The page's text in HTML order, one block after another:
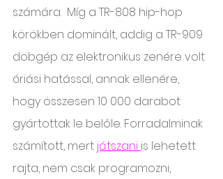
számára.  Míg a TR-808 hip-hop
körökben dominált, addig a TR-909
dobgép az elektronikus zenére volt
óriási hatással, annak ellenére,
hogy összesen 10 000 darabot
gyártottak le belőle. Forradalminak
számított, mert játszani is lehetett
rajta, nem csak programozni,